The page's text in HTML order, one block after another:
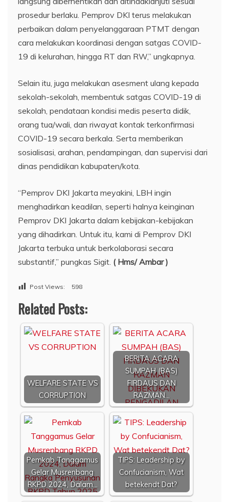
prosedur berlaku. Pemprov DKI terus melakukan
perbaikan dalam penyelanggaraan PTMT dengan
cara melakukan koordinasi dengan satgas COVID-
19 di kelurahan, hingga RT dan RW,” ungkapnya.
Selain itu, juga melakukan asesment ulang kepada
sekolah-sekolah, membentuk satgas COVID-19 di
sekolah, pendataan kondisi medis peserta didik,
orang tua/wali, dan riwayat kontak terkonfirmasi
COVID-19 secara berkala. Serta memberikan
sosialisasi, arahan, pendampingan, dan supervisi dari
dinas pendidikan kabupaten/kota.
“Pemprov DKI Jakarta meyakini, LBH ingin
menghadirkan keadilan, seperti halnya keinginan
Pemprov DKI Jakarta dalam kebijakan-kebijakan
yang dihadirkan. Untuk itu, kami di Pemprov DKI
Jakarta terbuka untuk berkolaborasi secara
substantif,” pungkas Sigit. ( Hms/ Ambar )
Post Views: 598
Related Posts:
WELFARE STATE VS
CORRUPTION
BERITA ACARA
SUMPAH (BAS)
FIRDAUS DAN
RAZMAN…
Pemkab Tanggamus
Gelar Musrenbang
RKPD 2024, Dalam…
TIPS: Leadership by
Confucianism, Wat
betekendt Dat?